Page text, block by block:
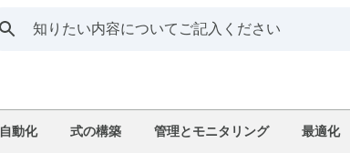
自動化 式の構築 管理とモニタリング 最適化